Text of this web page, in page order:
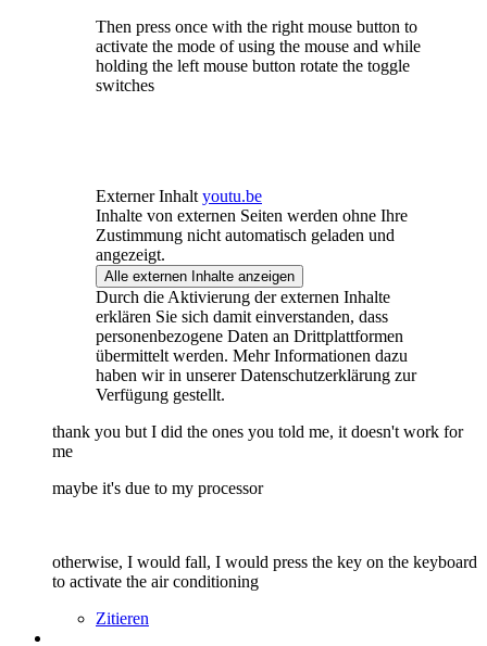
Then press once with the right mouse button to
activate the mode of using the mouse and while
holding the left mouse button rotate the toggle
switches
Externer Inhalt youtu.be
Inhalte von externen Seiten werden ohne Ihre
Zustimmung nicht automatisch geladen und
angezeigt.
Alle externen Inhalte anzeigen
Durch die Aktivierung der externen Inhalte
erklären Sie sich damit einverstanden, dass
personenbezogene Daten an Drittplattformen
übermittelt werden. Mehr Informationen dazu
haben wir in unserer Datenschutzerklärung zur
Verfügung gestellt.
thank you but I did the ones you told me, it doesn't work for
me
maybe it's due to my processor
otherwise, I would fall, I would press the key on the keyboard
to activate the air conditioning
Zitieren